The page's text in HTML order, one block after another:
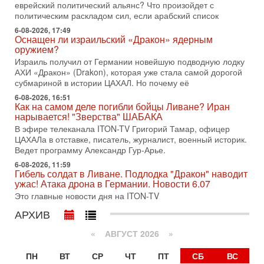
31-07-2026, 17:00
Тайны закрытых дверей: о чём на самом деле
молчат Трамп и Нетаньяху?
Недавний визит премьер-министра Израиля Биньямина
Нетаньяху в США и его встреча с Дональдом Трампом
оставили больше вопросов, чем ответов. Полная
31-07-2026, 15:18
Иран готовит покушение на Нетаниягу! Трамп не
хочет эскалации, но КСИР готовит взрыв!
В эфире телеканала ITON-TV СЕРГЕЙ МИГДАЛЬ, эксперт
по вопросам безопасности, офицер запаса
Международного управления полиции Израиля, автор
31-07-2026, 09:02
Битва за разоружение ХАМАСа - НОВОСТИ
31/07/2026
Сегодня президент США Дональд Трамп заявил о
достижении исторического соглашения о полном
разоружении ХАМАСа и других вооруженных группировок в
30-07-2026, 17:59
Иран доведет Трампа до крайних мер? Разбор и
оценка от военного обозревателя Давида Шарпа
Ситуация вокруг противостояния Ирана и США накаляется
с каждым днем. Почему Трамп в самый последний момент
еврейский политический альянс? Что произойдет с
политическим раскладом сил, если арабский список
6-08-2026, 17:49
Оснащен ли израильский «Дракон» ядерным
оружием?
Израиль получил от Германии новейшую подводную лодку
АХИ «Дракон» (Drakon), которая уже стала самой дорогой
субмариной в истории ЦАХАЛ. Но почему её
6-08-2026, 16:51
Как на самом деле погибли бойцы Ливане? Иран
нарывается! "Зверства" ШАБАКА
В эфире телеканала ITON-TV Григорий Тамар, офицер
ЦАХАЛа в отставке, писатель, журналист, военный историк.
Ведет программу Александр Гур-Арье.
6-08-2026, 11:59
Гибель солдат в Ливане. Подлодка "Дракон" наводит
ужас! Атака дрона в Германии. Новости 6.07
Это главные новости дня на ITON-TV
АРХИВ
« АВГУСТ 2026 »
ПН
ВТ СР ЧТ ПТ СБ
ВС